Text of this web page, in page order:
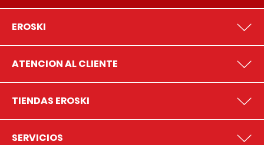
EROSKI
ATENCION AL CLIENTE
TIENDAS EROSKI
SERVICIOS